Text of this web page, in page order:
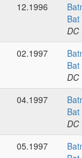
12.1996
DC
02.1997
DC
04.1997
DC
05.1997